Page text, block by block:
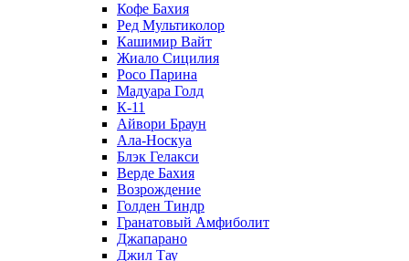
Кофе Бахия
Ред Мультиколор
Кашимир Вайт
Жиало Сицилия
Росо Парина
Мадуара Голд
К-11
Айвори Браун
Ала-Носкуа
Блэк Гелакси
Верде Бахия
Возрождение
Голден Тиндр
Гранатовый Амфиболит
Джапарано
Джил Тау